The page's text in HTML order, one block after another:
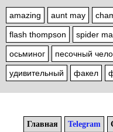
amazing
aunt may
flash thompson spider
осьминог песочный
удивительный факел
Главная Telegram